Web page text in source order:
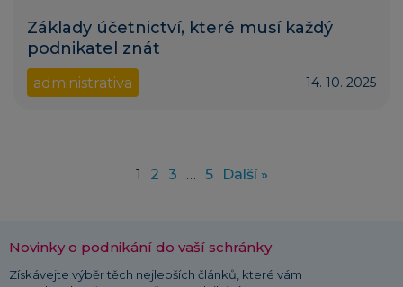
Základy účetnictví, které musí každý
podnikatel znát
administrativa 14. 10. 2025
1 2 3 … 5 Další »
Novinky o podnikání do vaší schránky
Získávejte výběr těch nejlepších článků, které vám